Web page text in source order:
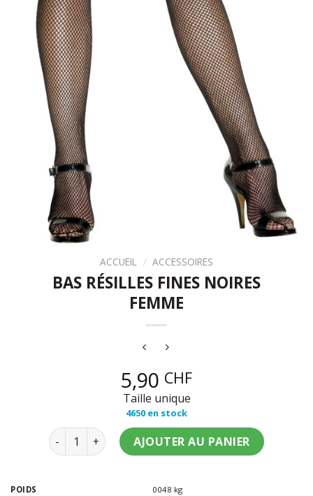
ACCUEIL / ACCESSOIRES
BAS RÉSILLES FINES NOIRES
FEMME
5,90 CHF
Taille unique
4650 en stock
quantité de Bas résilles fines noires femme
AJOUTER AU PANIER
POIDS 0048 kg